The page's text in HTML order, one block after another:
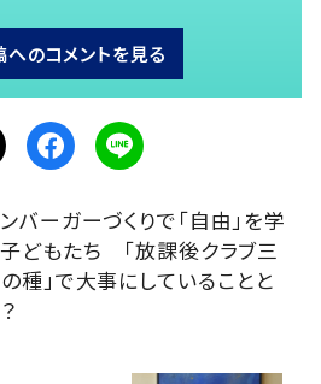
へのコメントを見る
バーガーづくりで「自由」を学
どもたち 「放課後クラブ三
種」で大事にしていることと